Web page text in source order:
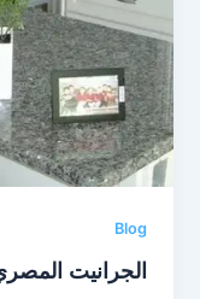
Blog
الجرانيت